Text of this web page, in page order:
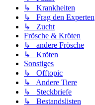
↳ Krankheiten
↳ Frag den Experten
↳ Zucht
Frösche & Kröten
↳ andere Frösche
↳ Kröten
Sonstiges
↳ Offtopic
↳ Andere Tiere
↳ Steckbriefe
↳ Bestandslisten